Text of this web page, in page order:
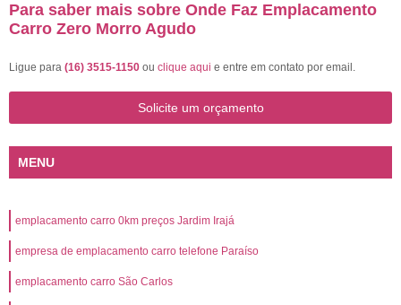
Para saber mais sobre Onde Faz Emplacamento
Carro Zero Morro Agudo
Ligue para (16) 3515-1150 ou clique aqui e entre em contato por email.
Solicite um orçamento
MENU
emplacamento carro 0km preços Jardim Irajá
empresa de emplacamento carro telefone Paraíso
emplacamento carro São Carlos